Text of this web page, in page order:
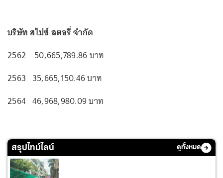
บริษัท สไปซ์ สตอรี่ จำกัด
2562 50,665,789.86 บาท
2563 35,665,150.46 บาท
2564 46,968,980.09 บาท
สรุปไทม์ไลน์ ดูทั้งหมด